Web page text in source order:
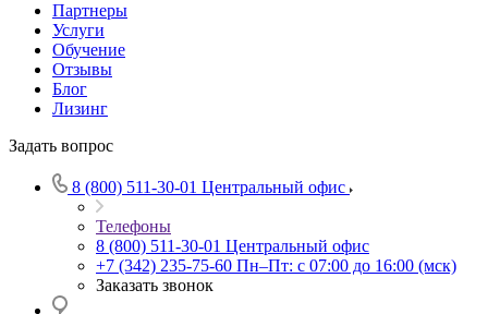
Партнеры
Услуги
Обучение
Отзывы
Блог
Лизинг
Задать вопрос
8 (800) 511-30-01 Центральный офис
Телефоны
8 (800) 511-30-01 Центральный офис
+7 (342) 235-75-60 Пн–Пт: с 07:00 до 16:00 (мск)
Заказать звонок